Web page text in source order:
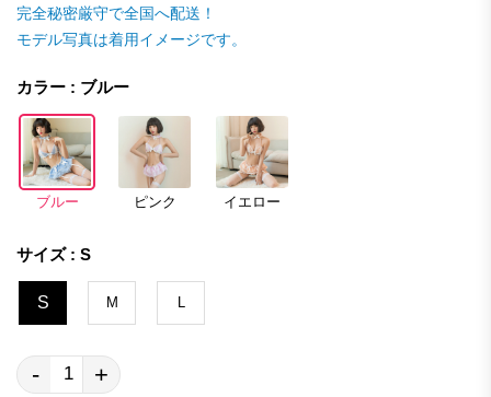
完全秘密厳守で全国へ配送！
モデル写真は着用イメージです。
カラー : ブルー
ブルー ピンク イエロー
サイズ : S
S M
- +